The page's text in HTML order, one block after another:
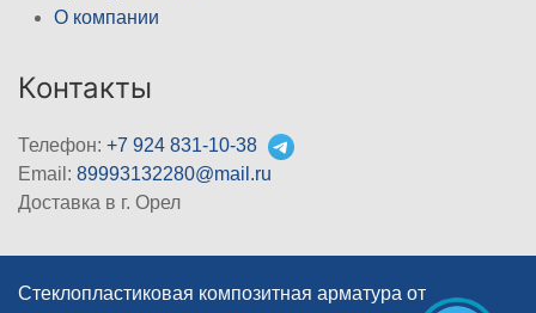
О компании
Контакты
Телефон: +7 924 831-10-38
Email: 89993132280@mail.ru
Доставка в г. Орел
Стеклопластиковая композитная арматура от